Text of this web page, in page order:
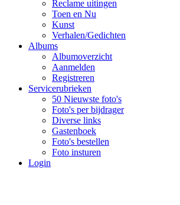
Reclame uitingen
Toen en Nu
Kunst
Verhalen/Gedichten
Albums
Albumoverzicht
Aanmelden
Registreren
Servicerubrieken
50 Nieuwste foto's
Foto's per bijdrager
Diverse links
Gastenboek
Foto's bestellen
Foto insturen
Login